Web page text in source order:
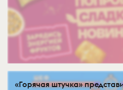
«Горячая штучка»